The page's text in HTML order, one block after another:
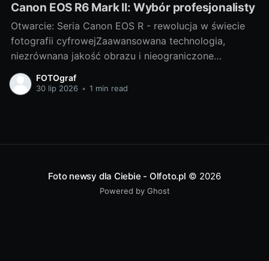
Canon EOS R6 Mark II: Wybór profesjonalisty
Otwarcie: Seria Canon EOS R - rewolucja w świecie
fotografii cyfrowejZaawansowana technologia,
niezrównana jakość obrazu i nieograniczone
możliwości twórcze - to wszystko oferuje nam
wspaniała seria Canon EOS R. Niewątpliwie jest to
FOTOgraf
30 lip 2026 • 1 min read
Foto newsy dla Ciebie - Olfoto.pl © 2026
Powered by Ghost